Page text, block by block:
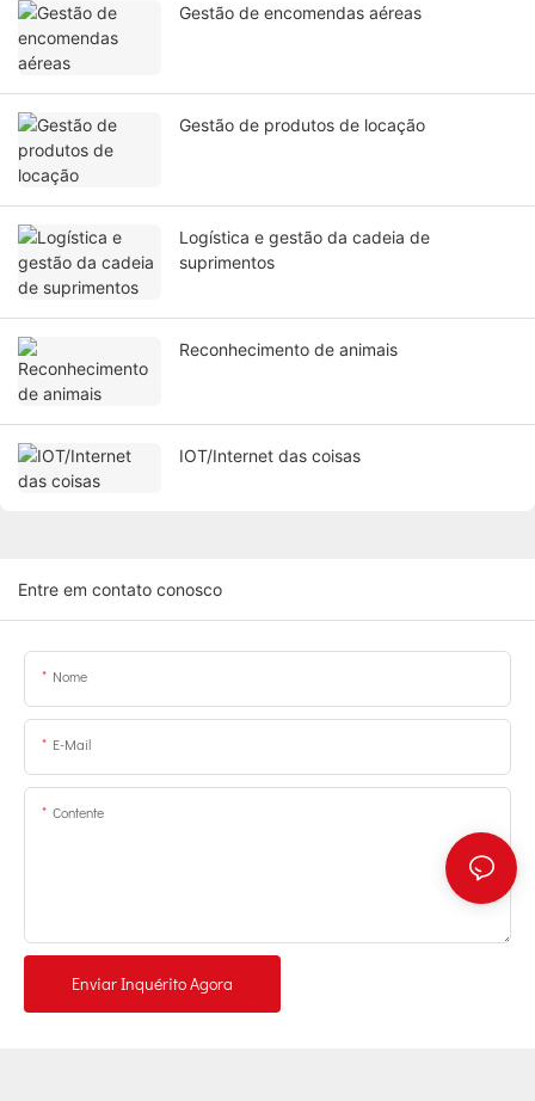
Gestão de encomendas aéreas
Gestão de produtos de locação
Logística e gestão da cadeia de
suprimentos
Reconhecimento de animais
IOT/Internet das coisas
Entre em contato conosco
Nome
E-Mail
Contente
Enviar Inquérito Agora